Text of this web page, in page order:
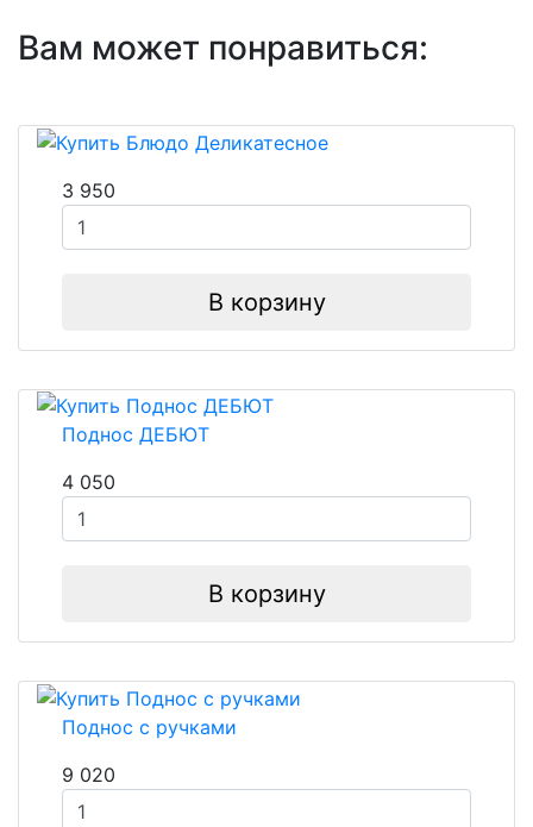
Вам может понравиться:
3 950
В корзину
Поднос ДЕБЮТ
4 050
В корзину
Поднос с ручками
9 020